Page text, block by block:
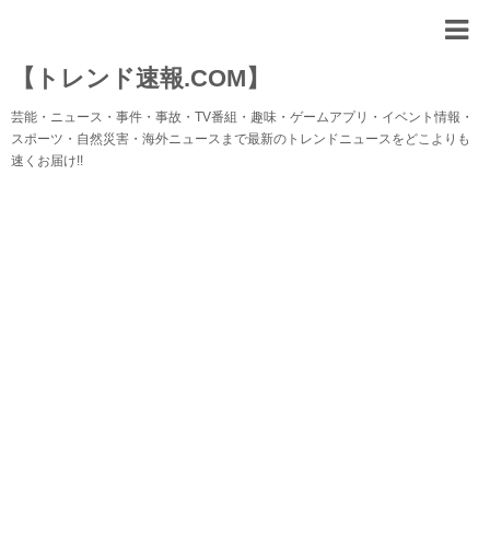
【トレンド速報.COM】
芸能・ニュース・事件・事故・TV番組・趣味・ゲームアプリ・イベント情報・
スポーツ・自然災害・海外ニュースまで最新のトレンドニュースをどこよりも
速くお届け!!